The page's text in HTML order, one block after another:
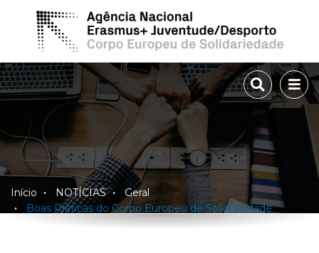
TOGGLE
Início NOTÍCIAS
Geral
Boas Práticas do Corpo Europeu de Solidariedade